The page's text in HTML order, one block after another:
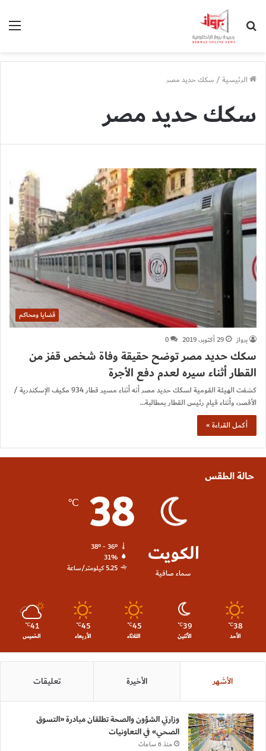
الرئيسية/سكك حديد مصر
سكك حديد مصر
قضايا ومحاكم
برواز
29 أكتوبر، 2019 0
سكك حديد مصر توضح حقيقة وفاة شخص قفز من
القطار أثناء سيره لعدم دفع الأجرة
كشفت الهيئة القومية لسكك حديد مصر أنه أثناء مسير قطار 934 مكيف الإسكندرية /
الأقصر، وأثناء قيام رئيس القطار بمطالبة…
أكمل القراءة »
حالة الطقس
الكويت
سماء صافية
38
℃
38º - 36º
31%
5.25 كيلومتر/ساعة
38
℃
الأحد
39
℃
الأثنين
45
℃
الثلاثاء
45
℃
الأربعاء
41
℃
الخميس
الأشهر الأخيرة تعليقات
وزارتي الشؤون والصحة تطلقان مبادرة «التسوق
الصحي» في التعاونيات
منذ 6 ساعات